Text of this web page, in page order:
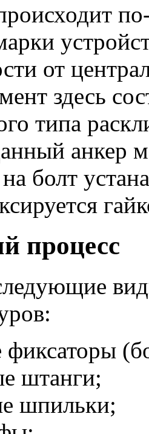
от
здесь
типа
анкер
болт
процесс
фиксаторы
штанги;
шпильки;